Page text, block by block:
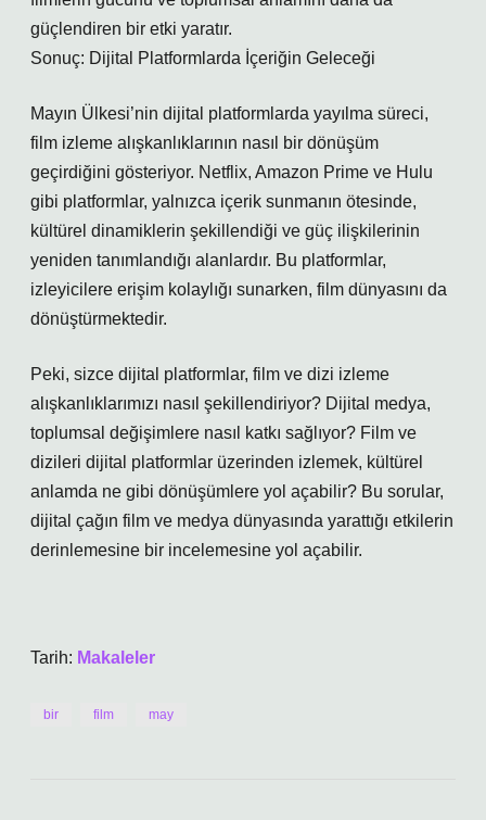
güçlendiren bir etki yaratır.
Sonuç: Dijital Platformlarda İçeriğin Geleceği
Mayın Ülkesi’nin dijital platformlarda yayılma süreci,
film izleme alışkanlıklarının nasıl bir dönüşüm
geçirdiğini gösteriyor. Netflix, Amazon Prime ve Hulu
gibi platformlar, yalnızca içerik sunmanın ötesinde,
kültürel dinamiklerin şekillendiği ve güç ilişkilerinin
yeniden tanımlandığı alanlardır. Bu platformlar,
izleyicilere erişim kolaylığı sunarken, film dünyasını da
dönüştürmektedir.
Peki, sizce dijital platformlar, film ve dizi izleme
alışkanlıklarımızı nasıl şekillendiriyor? Dijital medya,
toplumsal değişimlere nasıl katkı sağlıyor? Film ve
dizileri dijital platformlar üzerinden izlemek, kültürel
anlamda ne gibi dönüşümlere yol açabilir? Bu sorular,
dijital çağın film ve medya dünyasında yarattığı etkilerin
derinlemesine bir incelemesine yol açabilir.
Tarih: Makaleler
bir film may